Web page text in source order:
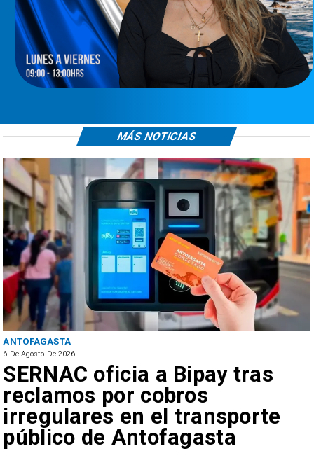
ANTOFAGASTA
6 De Agosto De 2026
SERNAC oficia a Bipay tras
reclamos por cobros
irregulares en el transporte
público de Antofagasta
MÁS NOTICIAS